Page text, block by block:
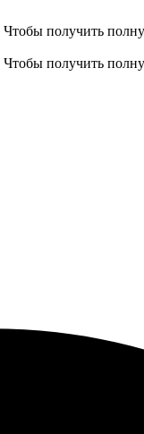
Чтобы получить
Чтобы получить